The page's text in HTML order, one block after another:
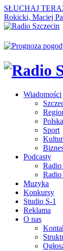
SŁUCHAJ
Rokicki, Maciej
Wiadomości
Sport
Podcasty
Radio
Radio
Muzyka
Konkursy
Studio S-1
Reklama
O nas